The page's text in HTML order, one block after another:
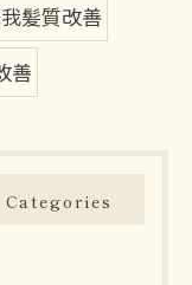
髪質改善
善
Categories